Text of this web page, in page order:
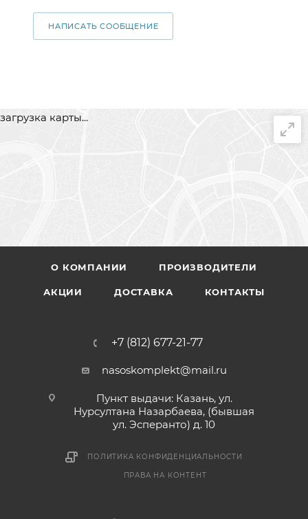
НАПИСАТЬ СООБЩЕНИЕ
загрузка карты...
О КОМПАНИИ ПРОИЗВОДИТЕЛИ
АКЦИИ ДОСТАВКА КОНТАКТЫ
+7 (812) 677-21-77
nasoskomplekt@mail.ru
Пункт выдачи: Казань, ул.
Нурсултана Назарбаева, (бывшая
ул. Эсперанто) д. 10
ПОЛИТИКА КОНФИДЕНЦИАЛЬНОСТИ
ПРАВА НА КОНТЕНТ